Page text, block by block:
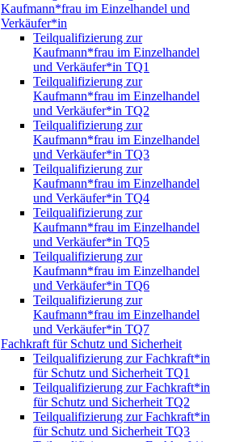
Kaufmann*frau im Einzelhandel und
Verkäufer*in
Teilqualifizierung zur
Kaufmann*frau im Einzelhandel
und Verkäufer*in TQ1
Teilqualifizierung zur
Kaufmann*frau im Einzelhandel
und Verkäufer*in TQ2
Teilqualifizierung zur
Kaufmann*frau im Einzelhandel
und Verkäufer*in TQ3
Teilqualifizierung zur
Kaufmann*frau im Einzelhandel
und Verkäufer*in TQ4
Teilqualifizierung zur
Kaufmann*frau im Einzelhandel
und Verkäufer*in TQ5
Teilqualifizierung zur
Kaufmann*frau im Einzelhandel
und Verkäufer*in TQ6
Teilqualifizierung zur
Kaufmann*frau im Einzelhandel
und Verkäufer*in TQ7
Fachkraft für Schutz und Sicherheit
Teilqualifizierung zur Fachkraft*in
für Schutz und Sicherheit TQ1
Teilqualifizierung zur Fachkraft*in
für Schutz und Sicherheit TQ2
Teilqualifizierung zur Fachkraft*in
für Schutz und Sicherheit TQ3